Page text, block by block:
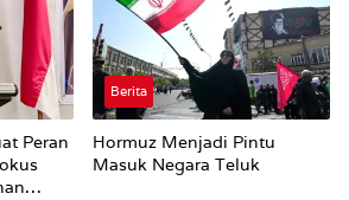
Peran
Berita
Hormuz Menjadi Pintu
Masuk Negara Teluk